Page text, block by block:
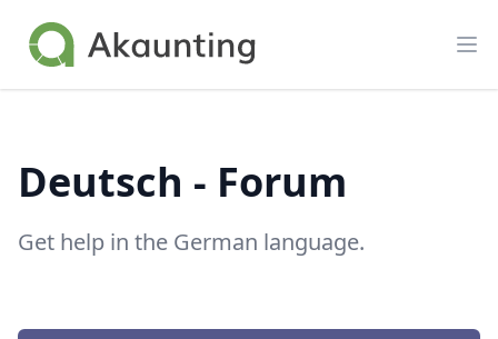
Akaunting
Deutsch - Forum
Get help in the German language.